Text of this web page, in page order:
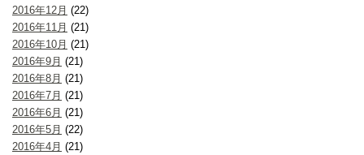
2016年12月 (22)
2016年11月 (21)
2016年10月 (21)
2016年9月 (21)
2016年8月 (21)
2016年7月 (21)
2016年6月 (21)
2016年5月 (22)
2016年4月 (21)